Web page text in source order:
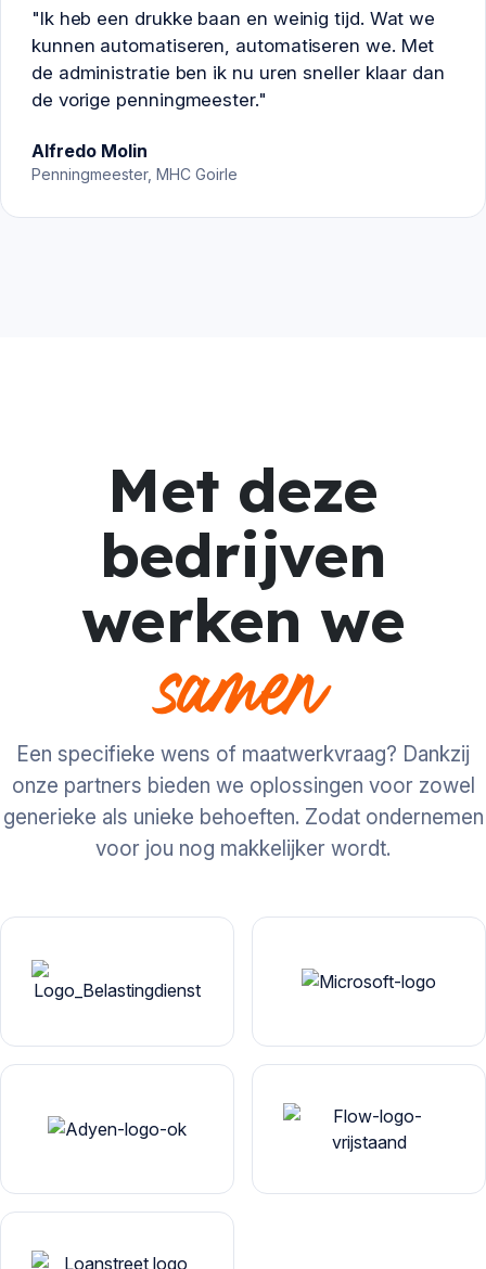
"Ik heb een drukke baan en weinig tijd. Wat we
kunnen automatiseren, automatiseren we. Met
de administratie ben ik nu uren sneller klaar dan
de vorige penningmeester."
Alfredo Molin
Penningmeester, MHC Goirle
Met deze
bedrijven
werken we
samen
Een specifieke wens of maatwerkvraag? Dankzij
onze partners bieden we oplossingen voor zowel
generieke als unieke behoeften. Zodat ondernemen
voor jou nog makkelijker wordt.